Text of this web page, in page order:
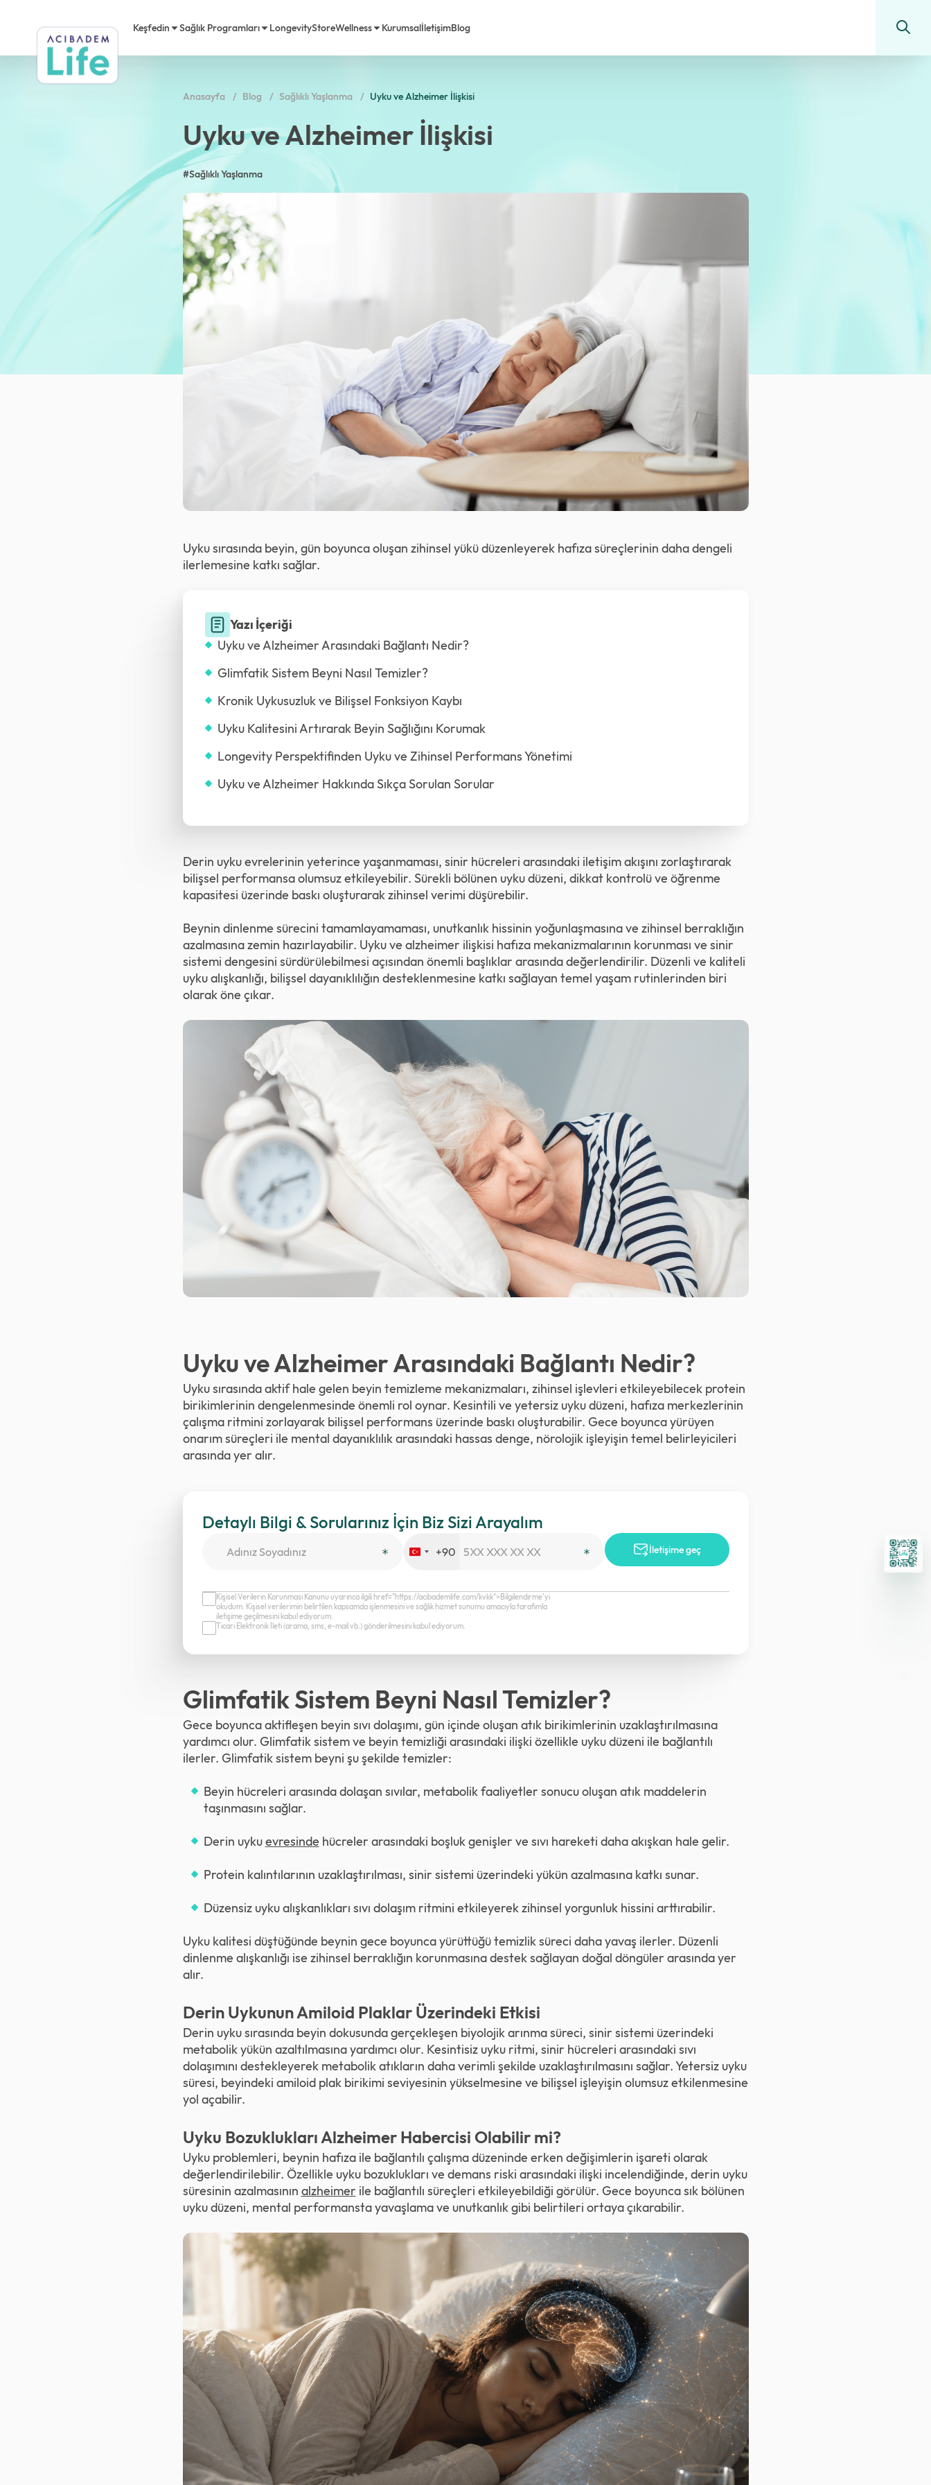
Keşfedin
Danışma Kurulu
Kariyer
Sağlık Programları
Kalp Sağlığı
Diyetisyen
Psikolog
LongevityStoreWellness
Acıbadem Life Hareket
Testler
KurumsalİletişimBlog
Anasayfa Blog Sağlıklı Yaşlanma Uyku ve Alzheimer İlişkisi
Uyku ve Alzheimer İlişkisi
#Sağlıklı Yaşlanma
Uyku sırasında beyin, gün boyunca oluşan zihinsel yükü düzenleyerek hafıza süreçlerinin daha dengeli
ilerlemesine katkı sağlar.
Yazı İçeriği
Uyku ve Alzheimer Arasındaki Bağlantı Nedir?
Glimfatik Sistem Beyni Nasıl Temizler?
Kronik Uykusuzluk ve Bilişsel Fonksiyon Kaybı
Uyku Kalitesini Artırarak Beyin Sağlığını Korumak
Longevity Perspektifinden Uyku ve Zihinsel Performans Yönetimi
Uyku ve Alzheimer Hakkında Sıkça Sorulan Sorular
Derin uyku evrelerinin yeterince yaşanmaması, sinir hücreleri arasındaki iletişim akışını zorlaştırarak
bilişsel performansa olumsuz etkileyebilir. Sürekli bölünen uyku düzeni, dikkat kontrolü ve öğrenme
kapasitesi üzerinde baskı oluşturarak zihinsel verimi düşürebilir.
Beynin dinlenme sürecini tamamlayamaması, unutkanlık hissinin yoğunlaşmasına ve zihinsel berraklığın
azalmasına zemin hazırlayabilir. Uyku ve alzheimer ilişkisi hafıza mekanizmalarının korunması ve sinir
sistemi dengesini sürdürülebilmesi açısından önemli başlıklar arasında değerlendirilir. Düzenli ve kaliteli
uyku alışkanlığı, bilişsel dayanıklılığın desteklenmesine katkı sağlayan temel yaşam rutinlerinden biri
olarak öne çıkar.
Uyku ve Alzheimer Arasındaki Bağlantı Nedir?
Uyku sırasında aktif hale gelen beyin temizleme mekanizmaları, zihinsel işlevleri etkileyebilecek protein
birikimlerinin dengelenmesinde önemli rol oynar. Kesintili ve yetersiz uyku düzeni, hafıza merkezlerinin
çalışma ritmini zorlayarak bilişsel performans üzerinde baskı oluşturabilir. Gece boyunca yürüyen
onarım süreçleri ile mental dayanıklılık arasındaki hassas denge, nörolojik işleyişin temel belirleyicileri
arasında yer alır.
Detaylı Bilgi & Sorularınız İçin Biz Sizi Arayalım
Turkey
+90 İletişime geç
Kişisel Verilerin Korunması Kanunu uyarınca ilgili href="https://acibademlife.com/kvkk">Bilgilendirme’yi
okudum. Kişisel verilerimin belirtilen kapsamda işlenmesini ve sağlık hizmet sunumu amacıyla tarafımla
iletişime geçilmesini kabul ediyorum.
Ticari Elektronik İleti (arama, sms, e-mail vb.) gönderilmesini kabul ediyorum.
Glimfatik Sistem Beyni Nasıl Temizler?
Gece boyunca aktifleşen beyin sıvı dolaşımı, gün içinde oluşan atık birikimlerinin uzaklaştırılmasına
yardımcı olur. Glimfatik sistem ve beyin temizliği arasındaki ilişki özellikle uyku düzeni ile bağlantılı
ilerler. Glimfatik sistem beyni şu şekilde temizler:
Beyin hücreleri arasında dolaşan sıvılar, metabolik faaliyetler sonucu oluşan atık maddelerin
taşınmasını sağlar.
Derin uykuevresinde hücreler arasındaki boşluk genişler ve sıvı hareketi daha akışkan hale gelir.
Protein kalıntılarının uzaklaştırılması, sinir sistemi üzerindeki yükün azalmasına katkı sunar.
Düzensiz uyku alışkanlıkları sıvı dolaşım ritmini etkileyerek zihinsel yorgunluk hissini arttırabilir.
Uyku kalitesi düştüğünde beynin gece boyunca yürüttüğü temizlik süreci daha yavaş ilerler. Düzenli
dinlenme alışkanlığı ise zihinsel berraklığın korunmasına destek sağlayan doğal döngüler arasında yer
alır.
Derin Uykunun Amiloid Plaklar Üzerindeki Etkisi
Derin uyku sırasında beyin dokusunda gerçekleşen biyolojik arınma süreci, sinir sistemi üzerindeki
metabolik yükün azaltılmasına yardımcı olur. Kesintisiz uyku ritmi, sinir hücreleri arasındaki sıvı
dolaşımını destekleyerek metabolik atıkların daha verimli şekilde uzaklaştırılmasını sağlar. Yetersiz uyku
süresi, beyindeki amiloid plak birikimi seviyesinin yükselmesine ve bilişsel işleyişin olumsuz etkilenmesine
yol açabilir.
Uyku Bozuklukları Alzheimer Habercisi Olabilir mi?
Uyku problemleri, beynin hafıza ile bağlantılı çalışma düzeninde erken değişimlerin işareti olarak
değerlendirilebilir. Özellikle uyku bozuklukları ve demans riski arasındaki ilişki incelendiğinde, derin uyku
süresinin azalmasının alzheimer ile bağlantılı süreçleri etkileyebildiği görülür. Gece boyunca sık bölünen
uyku düzeni, mental performansta yavaşlama ve unutkanlıkgibi belirtileri ortaya çıkarabilir.